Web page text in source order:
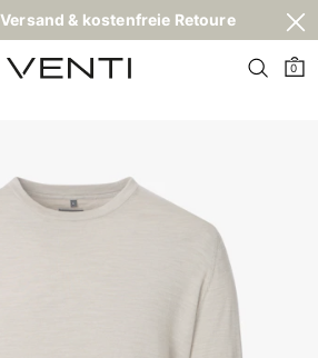
& kostenfreie Retoure
0